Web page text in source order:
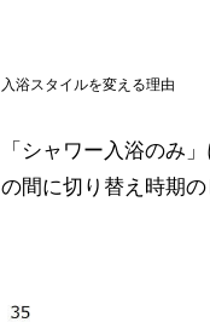
入浴スタイルを変える理由
「シャワー入浴のみ
の間に切り替え時期